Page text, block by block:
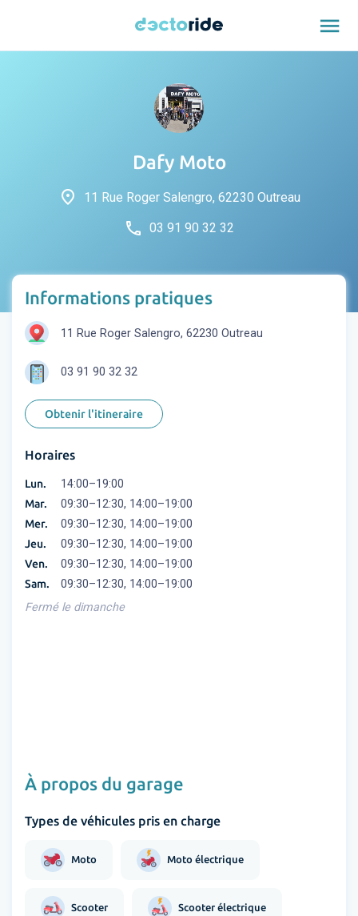
menu
Dafy Moto
place 11 Rue Roger Salengro, 62230 Outreau
phone 03 91 90 32 32
Informations pratiques
11 Rue Roger Salengro, 62230 Outreau
03 91 90 32 32
Obtenir l'itineraire
Horaires
Lun. 14:00–19:00
Mar. 09:30–12:30, 14:00–19:00
Mer. 09:30–12:30, 14:00–19:00
Jeu. 09:30–12:30, 14:00–19:00
Ven. 09:30–12:30, 14:00–19:00
Sam.
09:30–12:30, 14:00–19:00
Fermé le dimanche
À propos du garage
Types de véhicules pris en charge
Moto Moto électrique
Scooter Scooter électrique